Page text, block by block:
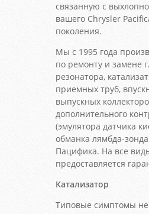
связанную с
вашего Chrysler
поколения.
Мы с 1995 года
по ремонту и замене
резонатора,
приемных труб,
выпускных
дополнительного
(эмулятора датчика
обманка лямбда-
Пацифика. На все
предоставляется
Катализатор
Типовые симптомы